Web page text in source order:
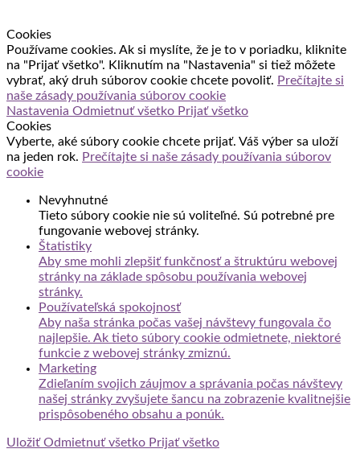
Cookies
Používame cookies. Ak si myslíte, že je to v poriadku, kliknite
na "Prijať všetko". Kliknutím na "Nastavenia" si tiež môžete
vybrať, aký druh súborov cookie chcete povoliť. Prečítajte si
naše zásady používania súborov cookie
Nastavenia Odmietnuť všetko Prijať všetko
Cookies
Vyberte, aké súbory cookie chcete prijať. Váš výber sa uloží
na jeden rok. Prečítajte si naše zásady používania súborov
cookie
Nevyhnutné
Tieto súbory cookie nie sú voliteľné. Sú potrebné pre
fungovanie webovej stránky.
Štatistiky
Aby sme mohli zlepšiť funkčnosť a štruktúru webovej
stránky na základe spôsobu používania webovej
stránky.
Používateľská spokojnosť
Aby naša stránka počas vašej návštevy fungovala čo
najlepšie. Ak tieto súbory cookie odmietnete, niektoré
funkcie z webovej stránky zmiznú.
Marketing
Zdieľaním svojich záujmov a správania počas návštevy
našej stránky zvyšujete šancu na zobrazenie kvalitnejšie
prispôsobeného obsahu a ponúk.
UložiťOdmietnuť všetko Prijať všetko